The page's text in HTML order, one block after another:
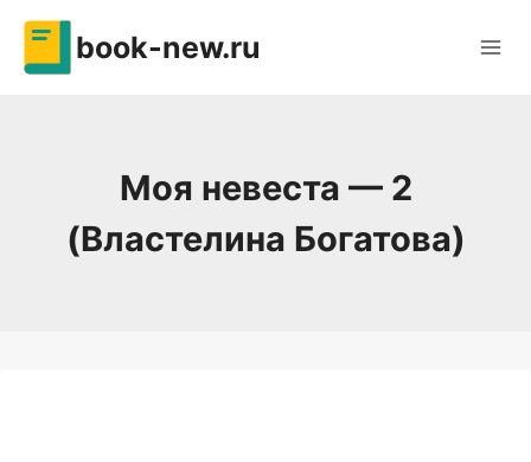
Перейти
содержимому
book-new.ru
Моя невеста — 2
(Властелина Богатова)